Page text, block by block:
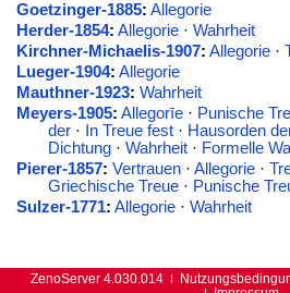
Goetzinger-1885: Allegorie
Herder-1854: Allegorie· Wahrheit
Kirchner-Michaelis-1907: Allegorie·
Lueger-1904: Allegorie
Mauthner-1923: Wahrheit
Meyers-1905: Allegorīe· Punische
der· In Treue fest· Hausorden
Dichtung· Wahrheit· Formelle
Pierer-1857: Vertrauen· Allegorie·
Griechische Treue· Punische
Sulzer-1771: Allegorie· Wahrheit
ZenoServer 4.030.014